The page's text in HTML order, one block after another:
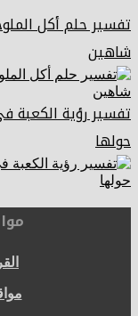
تفسير حلم أكل
شاهين
تفسير رؤية الكعبة
حولها